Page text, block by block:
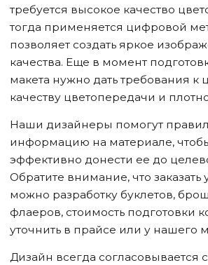
требуется высокое качество
тогда применяется цифровой
позволяет создать яркое
качества. Еще в момент
макета нужно дать требования к
качеству цветопередачи и
Наши дизайнеры помогут
информацию на материале,
эффективно донести ее до
Обратите внимание, что заказать
можно разработку буклетов,
флаеров, стоимость подготовки
уточнить в прайсе или у нашего
Дизайн всегда согласовывается